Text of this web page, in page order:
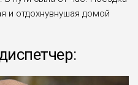
и отдохнувнушая домой